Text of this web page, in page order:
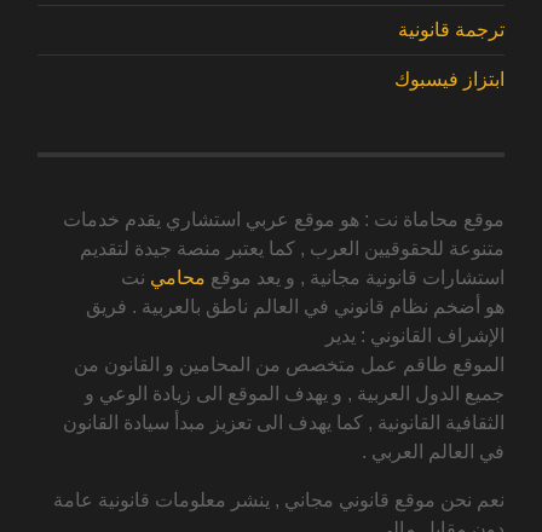
ترجمة قانونية
ابتزاز فيسبوك
موقع محاماة نت : هو موقع عربي استشاري يقدم خدمات
متنوعة للحقوقيين العرب , كما يعتبر منصة جيدة لتقديم
استشارات قانونية مجانية , و يعد موقع محامي نت
هو أضخم نظام قانوني في العالم ناطق بالعربية . فريق
الإشراف القانوني : يدير
الموقع طاقم عمل متخصص من المحامين و القانون من
جميع الدول العربية , و يهدف الموقع الى زيادة الوعي و
الثقافية القانونية , كما يهدف الى تعزيز مبدأ سيادة القانون
في العالم العربي .
نعم نحن موقع قانوني مجاني , ينشر معلومات قانونية عامة